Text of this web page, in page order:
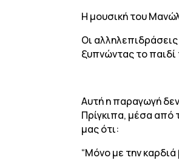
Η μουσική του
Οι
ξυπνώντας το
Αυτή η παραγωγή
Πρίγκιπα, μέσα από
μας ότι:
“Μόνο με την